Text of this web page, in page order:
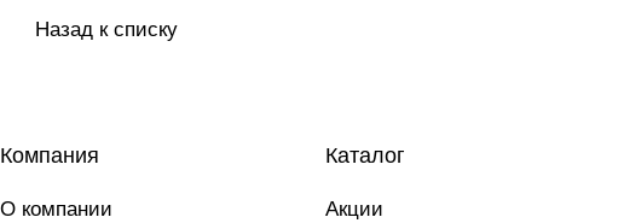
Назад к списку
Каталог
Акции
Компания
О компании